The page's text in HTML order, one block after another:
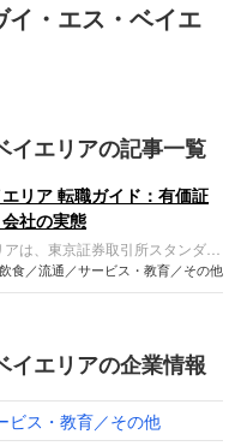
イ・エス・ベイエ
イエリアの記事一覧
リア 転職ガイド：有価証
社の実態
は、東京証券取引所スタンダー
ル事業やマンションフロントサー
。直近の業績では、売上高は前
食／流通／サービス・教育／その他
イエリアの企業情報
ビス・教育／その他